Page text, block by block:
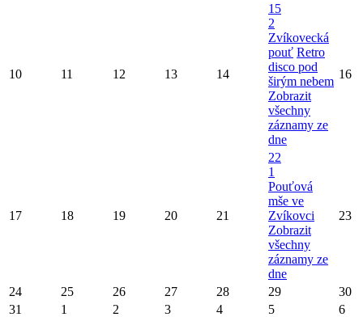
10 11 12 13 14
15
2
Zvíkovecká
pouť Retro
disco pod
širým nebem
Zobrazit
všechny
záznamy ze
dne
16
17 18 19 20 21
22
1
Pouťová
mše ve
Zvíkovci
Zobrazit
všechny
záznamy ze
dne
23
24 25 26 27 28 29
30
31
1 2 3 4 5 6